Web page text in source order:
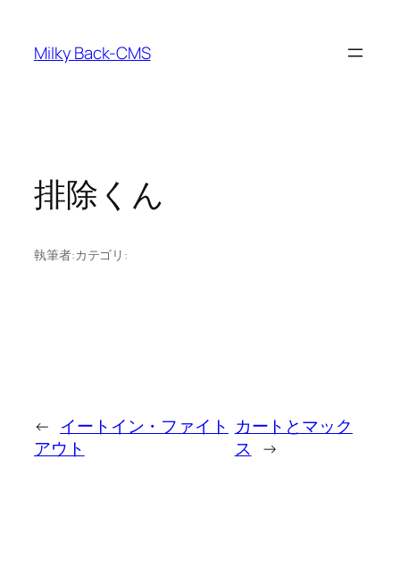
Milky Back-CMS
排除くん
執筆者:カテゴリ:
← イートイン・ファイト
アウト
カートとマック
ス →